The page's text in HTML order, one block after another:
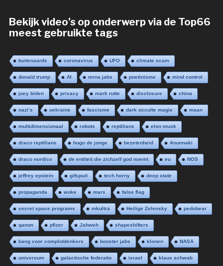
Bekijk video’s op onderwerp via de Top66
meest gebruikte tags
buitenaards coronavirus UFO climate scam
donald trump AI mrna jabs poetinisme mind control
joey biden privacy mark rutte disclosure china
nazi’s oekraine fascisme dark occulte magie maan
multidimensionaal robots reptilians elon musk
draco reptilians hugo de jonge bezetenheid Anunnaki
draco nordics de entiteit die zichzelf god noemt eu NOS
jeffrey epstein gifspuit tech horny deep state
propaganda woke mars false flag
secret space programs mkultra Heilige Zelensky pedobear
qanon pfizer Jahweh shapeshifters
bang voor complotdenkers booster jabs klonen NASA
universum galactische federatie israel klaus schwab